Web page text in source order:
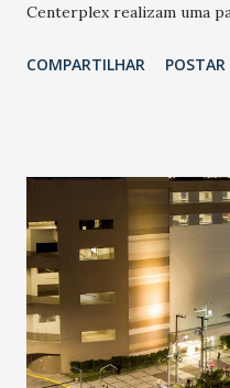
Centerplex realizam uma
horas. Este evento visa
precisam. Para participar,
do North Shopping
sessão solidária. No dia do
trazer 3kg de alimentos
destinados a instituições
em situação de
oferecer entretenimento,
COMPARTILHAR